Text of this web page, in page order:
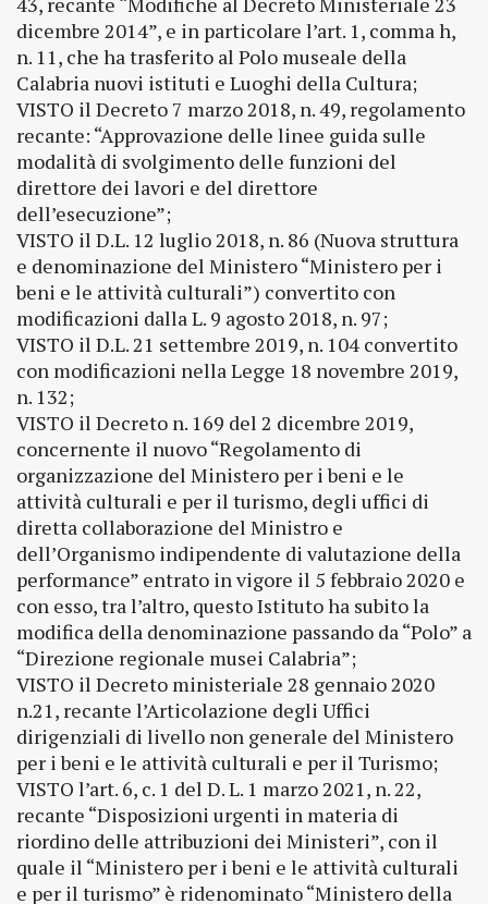
dicembre 2014”, e in particolare l’art. 1, comma h,
n. 11, che ha trasferito al Polo museale della
Calabria nuovi istituti e Luoghi della Cultura;
VISTO il Decreto 7 marzo 2018, n. 49, regolamento
recante: “Approvazione delle linee guida sulle
modalità di svolgimento delle funzioni del
direttore dei lavori e del direttore
dell’esecuzione”;
VISTO il D.L. 12 luglio 2018, n. 86 (Nuova struttura
e denominazione del Ministero “Ministero per i
beni e le attività culturali”) convertito con
modificazioni dalla L. 9 agosto 2018, n. 97;
VISTO il D.L. 21 settembre 2019, n. 104 convertito
con modificazioni nella Legge 18 novembre 2019,
n. 132;
VISTO il Decreto n. 169 del 2 dicembre 2019,
concernente il nuovo “Regolamento di
organizzazione del Ministero per i beni e le
attività culturali e per il turismo, degli uffici di
diretta collaborazione del Ministro e
dell’Organismo indipendente di valutazione della
performance” entrato in vigore il 5 febbraio 2020 e
con esso, tra l’altro, questo Istituto ha subito la
modifica della denominazione passando da “Polo” a
“Direzione regionale musei Calabria”;
VISTO il Decreto ministeriale 28 gennaio 2020
n.21, recante l’Articolazione degli Uffici
dirigenziali di livello non generale del Ministero
per i beni e le attività culturali e per il Turismo;
VISTO l’art. 6, c. 1 del D. L. 1 marzo 2021, n. 22,
recante “Disposizioni urgenti in materia di
riordino delle attribuzioni dei Ministeri”, con il
quale il “Ministero per i beni e le attività culturali
e per il turismo” è ridenominato “Ministero della